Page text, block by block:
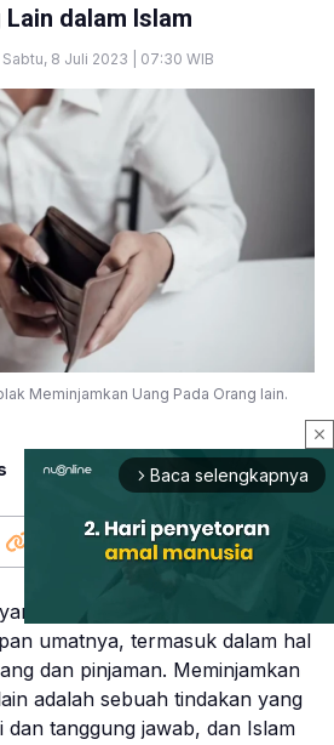
Lain dalam Islam
Sabtu, 8 Juli 2023 | 07:30 WIB
Meminjamkan Uang Pada Orang lain.
memberikan pedoman dan
umatnya, termasuk dalam hal
dan pinjaman. Meminjamkan
adalah sebuah tindakan yang
dan tanggung jawab, dan Islam
close
arrow_forward_ios Baca selengkapnya